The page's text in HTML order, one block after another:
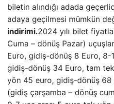
biletin alındığı adada
adaya geçilmesi mümkün
indirimi.2024 yılı bilet
Cuma – dönüş Pazar)
Euro, gidiş-dönüş 8 Euro,
gidiş-dönüş 34 Euro, tam
yön 45 euro, gidiş-dönüş 68
(gidiş çarşamba – dönüş